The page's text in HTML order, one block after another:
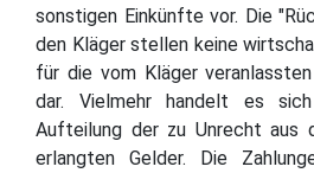
sonstigen Einkünfte vor. Die
den Kläger stellen keine
für die vom Kläger
dar. Vielmehr handelt es
Aufteilung der zu Unrecht aus
erlangten Gelder. Die